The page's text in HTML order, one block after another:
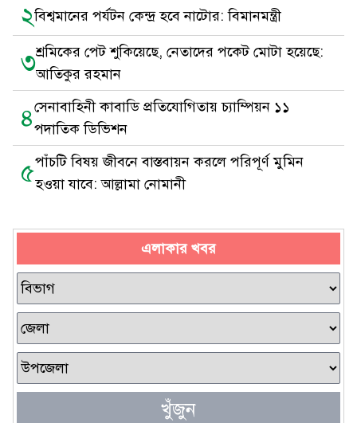
২বিশ্বমানের পর্যটন কেন্দ্র হবে নাটোর: বিমানমন্ত্রী
৩শ্রমিকের পেট শুকিয়েছে, নেতাদের পকেট মোটা হয়েছে:
আতিকুর রহমান
৪সেনাবাহিনী কাবাডি প্রতিযোগিতায় চ্যাম্পিয়ন ১১
পদাতিক ডিভিশন
৫পাঁচটি বিষয় জীবনে বাস্তবায়ন করলে পরিপূর্ণ মুমিন
হওয়া যাবে: আল্লামা নোমানী
এলাকার খবর
খুঁজুন